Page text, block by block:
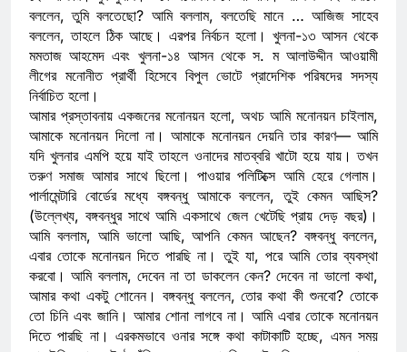
বললেন, তুমি বলতেছো? আমি বললাম, বলতেছি মানে … আজিজ সাহেব
বললেন, তাহলে ঠিক আছে। এরপর নির্বচন হলো। খুলনা-১৩ আসন থেকে
মমতাজ আহমেদ এবং খুলনা-১৪ আসন থেকে স. ম আলাউদ্দীন আওয়ামী
লীগের মনোনীত প্রার্থী হিসেবে বিপুল ভোটে প্রাদেশিক পরিষদের সদস্য
নির্বাচিত হলো।
আমার প্রস্তাবনায় একজনের মনোনয়ন হলো, অথচ আমি মনোনয়ন চাইলাম,
আমাকে মনোনয়ন দিলো না। আমাকে মনোনয়ন দেয়নি তার কারণ— আমি
যদি খুলনার এমপি হয়ে যাই তাহলে ওনাদের মাতব্বরি খাটো হয়ে যায়। তখন
তরুণ সমাজ আমার সাথে ছিলো। পাওয়ার পলিটিক্সে আমি হেরে গেলাম।
পার্লামেন্টারি বোর্ডের মধ্যে বঙ্গবন্ধু আমাকে বললেন, তুই কেমন আছিস?
(উল্লেখ্য, বঙ্গবন্ধুর সাথে আমি একসাথে জেল খেটেছি প্রায় দেড় বছর)।
আমি বললাম, আমি ভালো আছি, আপনি কেমন আছেন? বঙ্গবন্ধু বললেন,
এবার তোকে মনোনয়ন দিতে পারছি না। তুই যা, পরে আমি তোর ব্যবস্থা
করবো। আমি বললাম, দেবেন না তা ডাকলেন কেন? দেবেন না ভালো কথা,
আমার কথা একটু শোনেন। বঙ্গবন্ধু বললেন, তোর কথা কী শুনবো? তোকে
তো চিনি এবং জানি। আমার শোনা লাগবে না। আমি এবার তোকে মনোনয়ন
দিতে পারছি না। এরকমভাবে ওনার সঙ্গে কথা কাটাকাটি হচ্ছে, এমন সময়